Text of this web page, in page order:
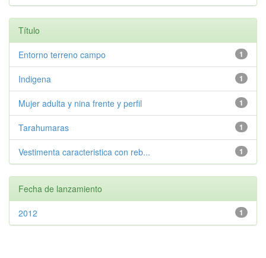
Título
1
Entorno terreno campo
1
Indigena
1
Mujer adulta y nina frente y perfil
1
Tarahumaras
1
Vestimenta caracteristica con reb...
Fecha de lanzamiento
1
2012